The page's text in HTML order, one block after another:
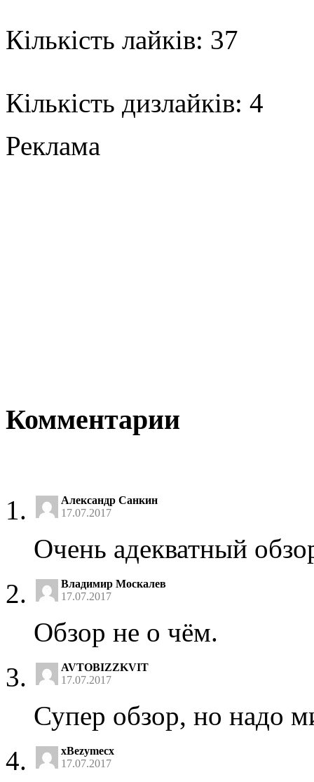
Кількість лайків: 37
Кількість дизлайків: 4
Реклама
Комментарии
Александр Санкин
17.07.2017
Очень адекватный
Владимир Москалев
17.07.2017
Обзор не о чём.
AVTOBIZZKVIT
17.07.2017
Супер обзор, но надо
xBezymecx
17.07.2017